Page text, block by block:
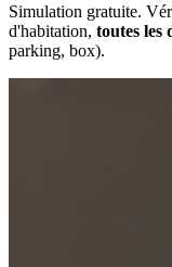
Simulation gratuite.
d'habitation, toutes les
parking, box).